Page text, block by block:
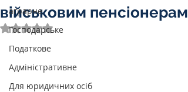
аграрне
Господарське
Податкове
Адміністративне
Для юридичних осіб
військовим пенсіонерам
Оцінка: NaN з 5 зірок.